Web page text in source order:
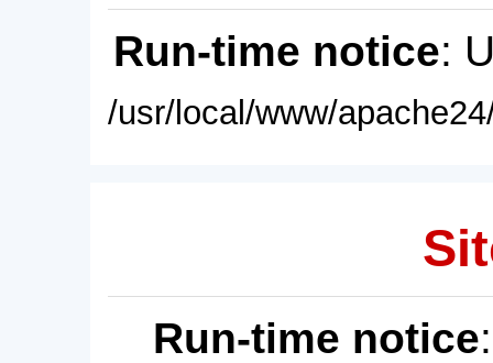
Run-time notice:
/usr/local/www/
Run-time notice